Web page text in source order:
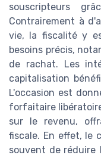
souscripteurs
Contrairement à
vie, la fiscalité y
besoins précis,
de rachat. Les
capitalisation
L'occasion est
forfaitaire
sur le revenu,
fiscale. En effet, le
souvent de réduire